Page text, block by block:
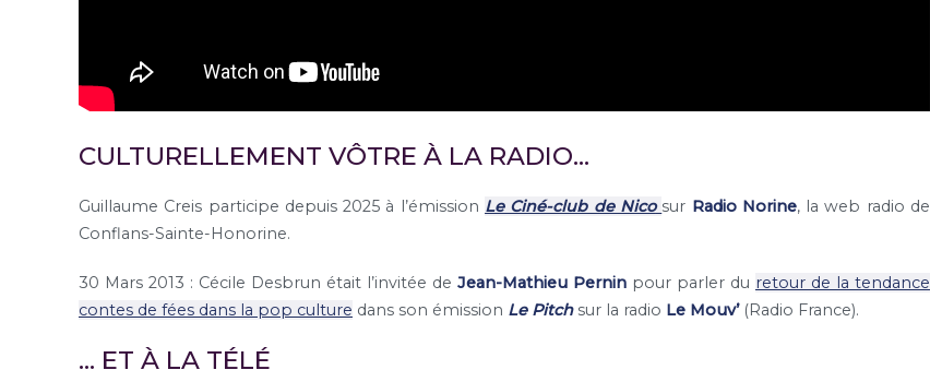
CULTURELLEMENT VÔTRE À LA RADIO…
Guillaume Creis participe depuis 2025 à l’émission Le Ciné-club de Nico sur Radio Norine, la web radio de
Conflans-Sainte-Honorine.
30 Mars 2013 : Cécile Desbrun était l’invitée de Jean-Mathieu Pernin pour parler du retour de la tendance
contes de fées dans la pop culture dans son émission Le Pitch sur la radio Le Mouv’(Radio France).
… ET À LA TÉLÉ